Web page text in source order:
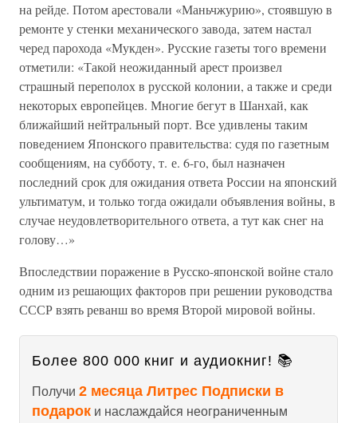
на рейде. Потом арестовали «Маньчжурию», стоявшую в
ремонте у стенки механического завода, затем настал
черед парохода «Мукден». Русские газеты того времени
отметили: «Такой неожиданный арест произвел
страшный переполох в русской колонии, а также и среди
некоторых европейцев. Многие бегут в Шанхай, как
ближайший нейтральный порт. Все удивлены таким
поведением Японского правительства: судя по газетным
сообщениям, на субботу, т. е. 6-го, был назначен
последний срок для ожидания ответа России на японский
ультиматум, и только тогда ожидали объявления войны, в
случае неудовлетворительного ответа, а тут как снег на
голову…»
Впоследствии поражение в Русско-японской войне стало
одним из решающих факторов при решении руководства
СССР взять реванш во время Второй мировой войны.
Более 800 000 книг и аудиокниг! 📚
Получи 2 месяца Литрес Подписки в
подарок и наслаждайся неограниченным